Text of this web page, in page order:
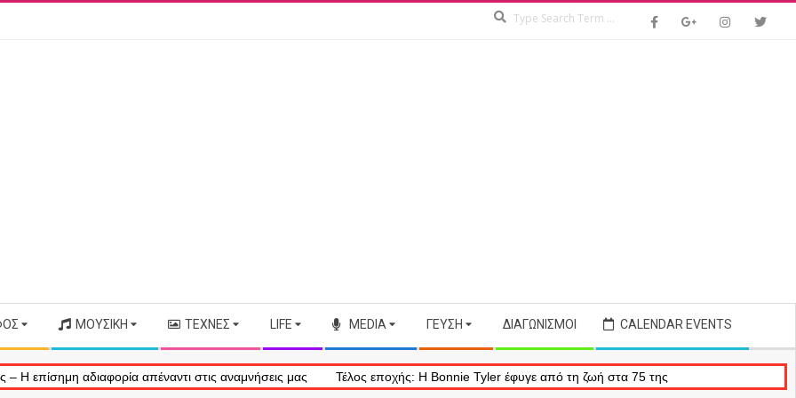
ΜΟΥΣΙΚΉ ΤΈΧΝΕΣ LIFE MEDIA ΓΕΎΣΗ ΔΙΑΓΩΝΙΣΜΟΊ CALENDAR EVENTS
απέναντι στις αναμνήσεις μας Τέλος εποχής: Η Bonnie Tyler έφυγε από τη ζωή στα 75 της